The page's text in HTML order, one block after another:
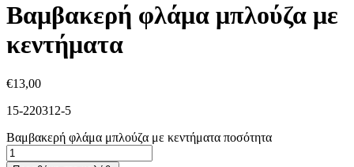
Βαμβακερή φλάμα μπλούζα με
κεντήματα
€13,00
15-220312-5
Βαμβακερή φλάμα μπλούζα με κεντήματα ποσότητα